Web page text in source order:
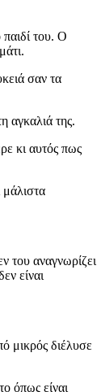
του. Ο
σαν τα
αγκαλιά της.
κι αυτός πως
μάλιστα
του αναγνωρίζει
είναι
μικρός διέλυσε
όπως είναι